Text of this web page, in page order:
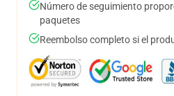
Número de seguimiento
paquetes
Reembolso completo si el